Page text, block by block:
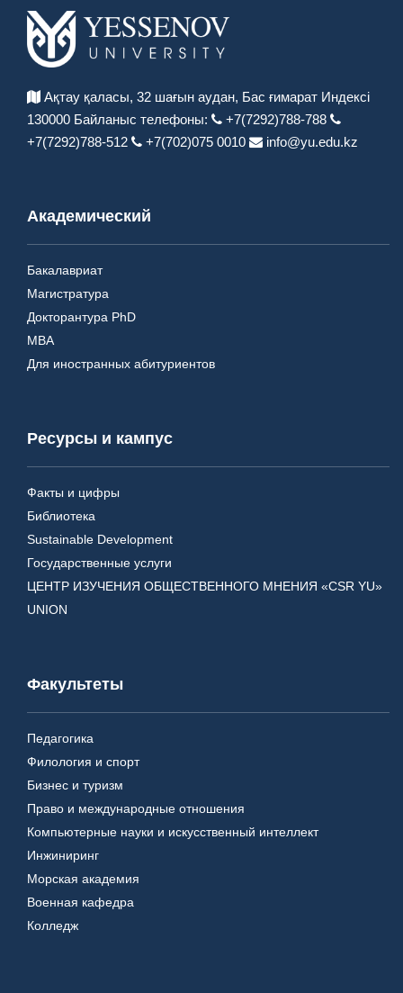
Ақтау қаласы, 32 шағын аудан, Бас ғимарат Индексі
130000 Байланыс телефоны:
+7(7292)788-788
+7(7292)788-512
+7(702)075 0010 info@yu.edu.kz
Академический
Бакалавриат
Магистратура
Докторантура PhD
MBA
Для иностранных абитуриентов
Ресурсы и кампус
Факты и цифры
Библиотека
Sustainable Development
Государственные услуги
ЦЕНТР ИЗУЧЕНИЯ ОБЩЕСТВЕННОГО МНЕНИЯ «CSR YU»
UNION
Факультеты
Педагогика
Филология и спорт
Бизнес и туризм
Право и международные отношения
Компьютерные науки и искусственный интеллект
Инжиниринг
Морская академия
Военная кафедра
Колледж